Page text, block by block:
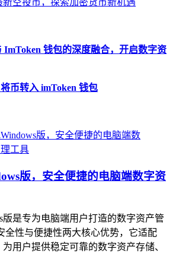
新空投币，探索加密货币新机遇
ImToken 钱包的深度融合，开启数字资
币转入 imToken 钱包
版，安全便捷的电脑端数字资
版是专为电脑端用户打造的数字资产管
全性与便捷性两大核心优势，它适配
为用户提供稳定可靠的数字资产存储、